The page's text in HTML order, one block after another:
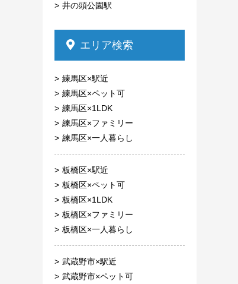
井の頭公園駅
エリア検索
練馬区×駅近
練馬区×ペット可
練馬区×1LDK
練馬区×ファミリー
練馬区×一人暮らし
板橋区×駅近
板橋区×ペット可
板橋区×1LDK
板橋区×ファミリー
板橋区×一人暮らし
武蔵野市×駅近
武蔵野市×ペット可